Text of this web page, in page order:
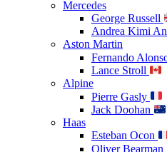
Mercedes
George Russell
Andrea Kimi
Aston Martin
Fernando
Lance Stroll
Alpine
Pierre Gasly
Jack Doohan
Haas
Esteban Ocon
Oliver Bearman